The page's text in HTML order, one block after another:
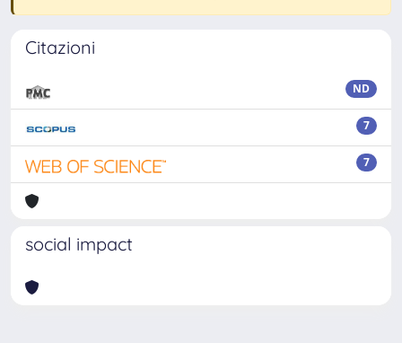
Citazioni
ND
7
7
social impact